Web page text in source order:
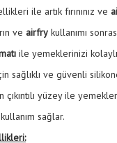
ile artık fırınınız ve
ve airfry kullanımı
ile yemeklerinizi
sağlıklı ve güvenli
yüzey ile
sağlar.